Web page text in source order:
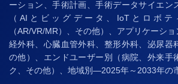
ーション、手術計画、手術データサイエン
（AIとビッグデータ、IoTとロボ
（AR/VR/MR）、その他）、アプリケーシ
経外科、心臓血管外科、整形外科、泌尿器
の他）、エンドユーザー別（病院、外来手
ク、その他）、地域別―2025年～2033年の